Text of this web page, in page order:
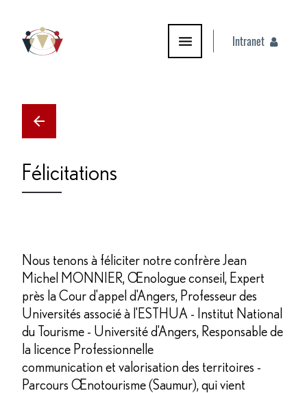
Intranet
Félicitations
Nous tenons à féliciter notre confrère Jean
Michel MONNIER, Œnologue conseil, Expert
près la Cour d'appel d'Angers, Professeur des
Universités associé à l'ESTHUA - Institut National
du Tourisme - Université d'Angers, Responsable de
la licence Professionnelle
communication et valorisation des territoires -
Parcours Œnotourisme (Saumur), qui vient
PYRAMIDE PRODUCTIONS